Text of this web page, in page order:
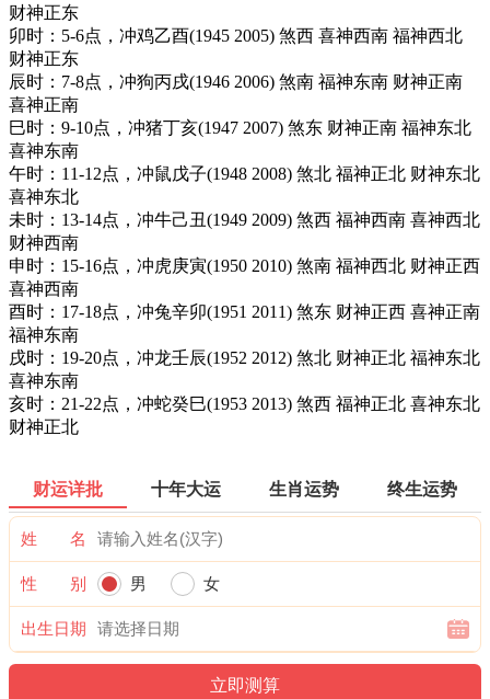
财神正东
卯时：5-6点，冲鸡乙酉(1945 2005) 煞西 喜神西南 福神西北
财神正东
辰时：7-8点，冲狗丙戌(1946 2006) 煞南 福神东南 财神正南
喜神正南
巳时：9-10点，冲猪丁亥(1947 2007) 煞东 财神正南 福神东北
喜神东南
午时：11-12点，冲鼠戊子(1948 2008) 煞北 福神正北 财神东北
喜神东北
未时：13-14点，冲牛己丑(1949 2009) 煞西 福神西南 喜神西北
财神西南
申时：15-16点，冲虎庚寅(1950 2010) 煞南 福神西北 财神正西
喜神西南
酉时：17-18点，冲兔辛卯(1951 2011) 煞东 财神正西 喜神正南
福神东南
戌时：19-20点，冲龙壬辰(1952 2012) 煞北 财神正北 福神东北
喜神东南
亥时：21-22点，冲蛇癸巳(1953 2013) 煞西 福神正北 喜神东北
财神正北
财运详批 十年大运 生肖运势 终生运势
姓 名
性 别 男 女
出生日期